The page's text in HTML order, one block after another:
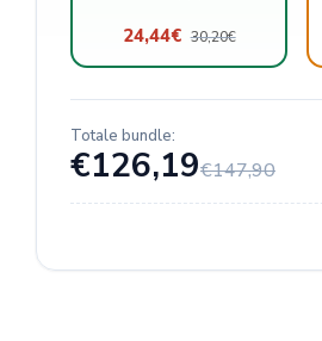
24,44€ 30,20€
Totale bundle:
€126,19€147,90